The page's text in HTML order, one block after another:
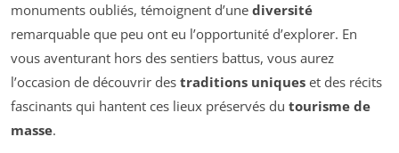
monuments oubliés, témoignent d’une diversité
remarquable que peu ont eu l’opportunité d’explorer. En
vous aventurant hors des sentiers battus, vous aurez
l’occasion de découvrir des traditions uniques et des récits
fascinants qui hantent ces lieux préservés du tourisme de
masse.